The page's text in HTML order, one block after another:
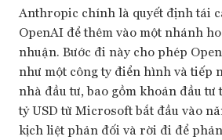
Anthropic chính là quyết định tái
OpenAI để thêm vào một nhánh
nhuận. Bước đi này cho phép
như một công ty điển hình và tiếp
nhà đầu tư, bao gồm khoản đầu tư
tỷ USD từ Microsoft bắt đầu vào
kịch liệt phản đối và rời đi để